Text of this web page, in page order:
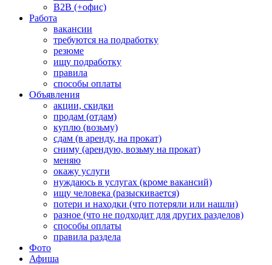
B2B (+офис)
Работа
вакансии
требуются на подработку
резюме
ищу подработку
правила
способы оплаты
Объявления
акции, скидки
продам (отдам)
куплю (возьму)
сдам (в аренду, на прокат)
сниму (арендую, возьму на прокат)
меняю
окажу услуги
нуждаюсь в услугах (кроме вакансий)
ищу человека (разыскивается)
потери и находки (что потеряли или нашли)
разное (что не подходит для других разделов)
способы оплаты
правила раздела
Фото
Афиша